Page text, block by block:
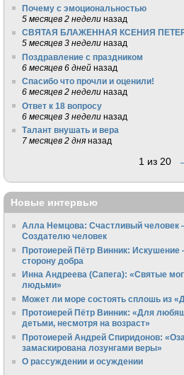
Почему с эмоциональностью
5 месяцев 2 недели назад
СВЯТАЯ БЛАЖЕННАЯ КСЕНИЯ
5 месяцев 3 недели назад
Поздравление с праздником
6 месяцев 6 дней назад
Спасибо что прочли и оценили!
6 месяцев 2 недели назад
Ответ к 18 вопросу
6 месяцев 3 недели назад
Талант внушать и вера
7 месяцев 2 дня назад
1 из 20
Новые интервью
Алла Немцова: Счастливый человек
Создателю человек
Протоиерей Пётр Винник:
сторону добра
Инна Андреева (Сапега): «Святые
людьми»
Может ли море состоять сплошь из
Протоиерей Пётр Винник: «Для
детьми, несмотря на возраст»
Протоиерей Андрей Спиридонов:
замаскирована лозунгами веры»
О рассуждении и осуждении